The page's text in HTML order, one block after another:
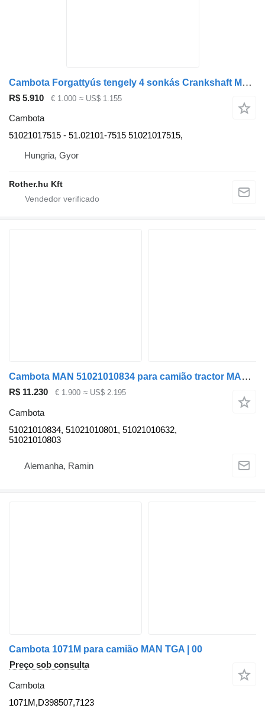
Cambota Forgattyús tengely 4 sonkás Crankshaft MAN D 2566, D2866 51021017515 para camião MAN
R$ 5.910 € 1.000 ≈ US$ 1.155
Cambota
51021017515 - 51.02101-7515 51021017515,
Hungria, Gyor
Rother.hu Kft
Cambota MAN 51021010834 para camião tractor MAN TGX TGS TGA
R$ 11.230 € 1.900 ≈ US$ 2.195
Cambota
51021010834, 51021010801, 51021010632,
51021010803
Alemanha, Ramin
Cambota 1071M para camião MAN TGA | 00
Preço sob consulta
Cambota
1071M,D398507,7123